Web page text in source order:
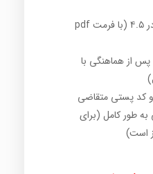
یک قطعه عکس ۳.۵ در ۴.۵ (با فرمت pdf
از هماهنگی با
کد پستی متقاضی
به طور کامل (برای
است)